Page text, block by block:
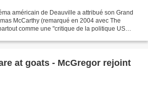
américain de Deauville a attribué son Grand
McCarthy (remarqué en 2004 avec The
comme une "critique de la politique US
at goats - McGregor rejoint